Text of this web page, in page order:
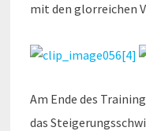
mit den glorreichen
Am Ende des
das